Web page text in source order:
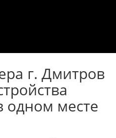
г. Дмитров
одном месте